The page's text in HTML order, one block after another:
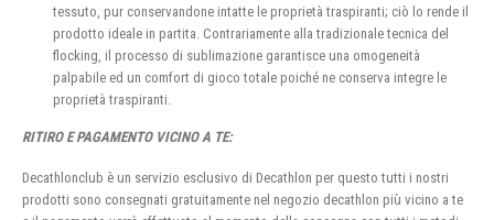
tessuto, pur conservandone intatte le proprietà traspiranti; ciò lo rende il
prodotto ideale in partita. Contrariamente alla tradizionale tecnica del
flocking, il processo di sublimazione garantisce una omogeneità
palpabile ed un comfort di gioco totale poiché ne conserva integre le
proprietà traspiranti.
RITIRO E PAGAMENTO VICINO A TE:
Decathlonclub è un servizio esclusivo di Decathlon per questo tutti i nostri
prodotti sono consegnati gratuitamente nel negozio decathlon più vicino a te